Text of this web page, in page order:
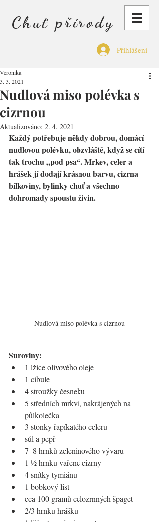
Chuť přírody
Přihlášení
Nudlová miso polévka s
cizrnou
Veronika
3. 3. 2021
Aktualizováno: 2. 4. 2021
Každý potřebuje někdy dobrou, domácí
nudlovou polévku, obzvláště, když se cítí
tak trochu „pod psa“. Mrkev, celer a
hrášek jí dodají krásnou barvu, cizrna
bílkoviny, bylinky chuť a všechno
dohromady spoustu živin.
Nudlová miso polévka s cizrnou
Suroviny:
1 lžíce olivového oleje
1 cibule
4 stroužky česneku
5 středních mrkví, nakrájených na
půlkolečka
3 stonky řapíkatého celeru
sůl a pepř
7–8 hrnků zeleninového vývaru
1 ½ hrnku vařené cizrny
4 snítky tymiánu
1 bobkový list
cca 100 gramů celozrnných špaget
2/3 hrnku hrášku